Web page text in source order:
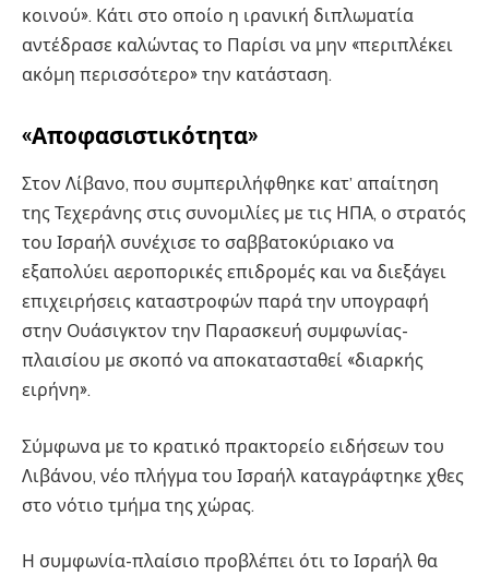
κοινού». Κάτι στο οποίο η ιρανική διπλωματία
αντέδρασε καλώντας το Παρίσι να μην «περιπλέκει
ακόμη περισσότερο» την κατάσταση.
«Αποφασιστικότητα»
Στον Λίβανο, που συμπεριλήφθηκε κατ’ απαίτηση
της Τεχεράνης στις συνομιλίες με τις ΗΠΑ, ο στρατός
του Ισραήλ συνέχισε το σαββατοκύριακο να
εξαπολύει αεροπορικές επιδρομές και να διεξάγει
επιχειρήσεις καταστροφών παρά την υπογραφή
στην Ουάσιγκτον την Παρασκευή συμφωνίας-
πλαισίου με σκοπό να αποκατασταθεί «διαρκής
ειρήνη».
Σύμφωνα με το κρατικό πρακτορείο ειδήσεων του
Λιβάνου, νέο πλήγμα του Ισραήλ καταγράφτηκε χθες
στο νότιο τμήμα της χώρας.
Η συμφωνία-πλαίσιο προβλέπει ότι το Ισραήλ θα